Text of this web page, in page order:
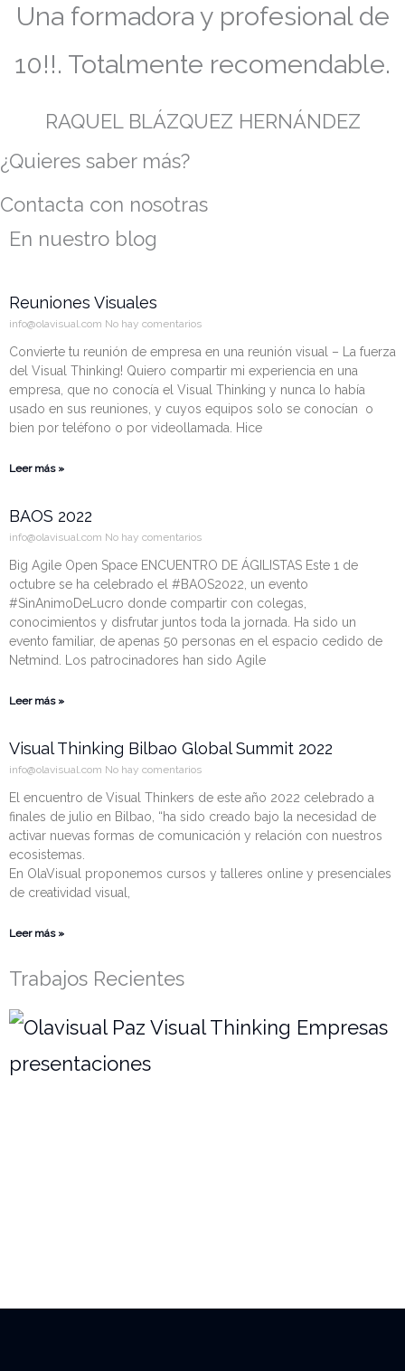
Una formadora y profesional de
10!!. Totalmente recomendable.
RAQUEL BLÁZQUEZ HERNÁNDEZ
¿Quieres saber más?
Contacta con nosotras
En nuestro blog
Reuniones Visuales
info@olavisual.com No hay comentarios
Convierte tu reunión de empresa en una reunión visual – La fuerza
del Visual Thinking! Quiero compartir mi experiencia en una
empresa, que no conocía el Visual Thinking y nunca lo había
usado en sus reuniones, y cuyos equipos solo se conocían o
bien por teléfono o por videollamada. Hice
Leer más »
BAOS 2022
info@olavisual.com No hay comentarios
Big Agile Open Space ENCUENTRO DE ÁGILISTAS Este 1 de
octubre se ha celebrado el #BAOS2022, un evento
#SinAnimoDeLucro donde compartir con colegas,
conocimientos y disfrutar juntos toda la jornada. Ha sido un
evento familiar, de apenas 50 personas en el espacio cedido de
Netmind. Los patrocinadores han sido Agile
Leer más »
Visual Thinking Bilbao Global Summit 2022
info@olavisual.com No hay comentarios
El encuentro de Visual Thinkers de este año 2022 celebrado a
finales de julio en Bilbao, “ha sido creado bajo la necesidad de
activar nuevas formas de comunicación y relación con nuestros
ecosistemas.
En OlaVisual proponemos cursos y talleres online y presenciales
de creatividad visual,
Leer más »
Trabajos Recientes